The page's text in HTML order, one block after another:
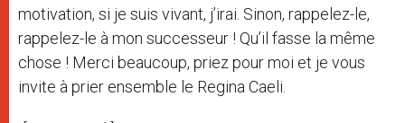
motivation, si je suis vivant, j’irai. Sinon, rappelez-le,
rappelez-le à mon successeur ! Qu’il fasse la même
chose ! Merci beaucoup, priez pour moi et je vous
invite à prier ensemble le Regina Caeli.